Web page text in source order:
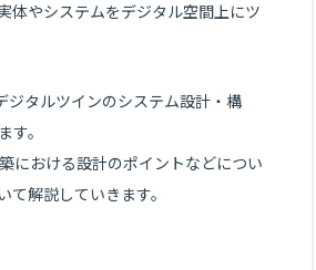
体やシステムをデジタル空間上にツ
ジタルツインのシステム設計・構
。
における設計のポイントなどについ
解説していきます。